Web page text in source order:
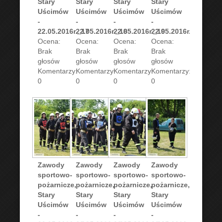
Stary
Uścimów
-
22.05.2016r._17
Ocena:
Brak
głosów
Komentarzy:
0
Stary
Uścimów
-
22.05.2016r._18
Ocena:
Brak
głosów
Komentarzy:
0
Stary
Uścimów
-
22.05.2016r._19
Ocena:
Brak
głosów
Komentarzy:
0
Stary
Uścimów
-
22.05.2016r._20
Ocena:
Brak
głosów
Komentarzy:
0
Zawody
sportowo-
pożarnicze,
Stary
Uścimów
-
Zawody
sportowo-
pożarnicze,
Stary
Uścimów
-
Zawody
sportowo-
pożarnicze,
Stary
Uścimów
-
Zawody
sportowo-
pożarnicze,
Stary
Uścimów
-